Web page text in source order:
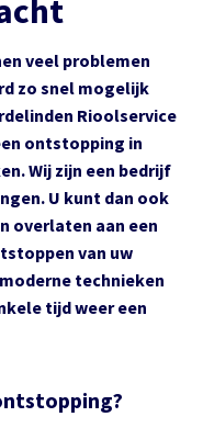
veel problemen
zo snel mogelijk
Rioolservice
ontstopping in
Wij zijn een bedrijf
U kunt dan ook
overlaten aan een
van uw
technieken
tijd weer een